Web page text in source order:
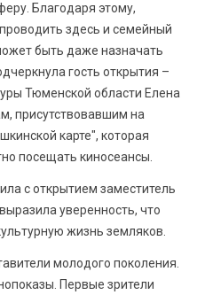
Благодаря этому,
здесь и семейный
быть даже назначать
гость открытия –
Тюменской области Елена
присутствовавшим на
карте", которая
посещать киносеансы.
с открытием заместитель
уверенность, что
жизнь земляков.
молодого поколения.
Первые зрители